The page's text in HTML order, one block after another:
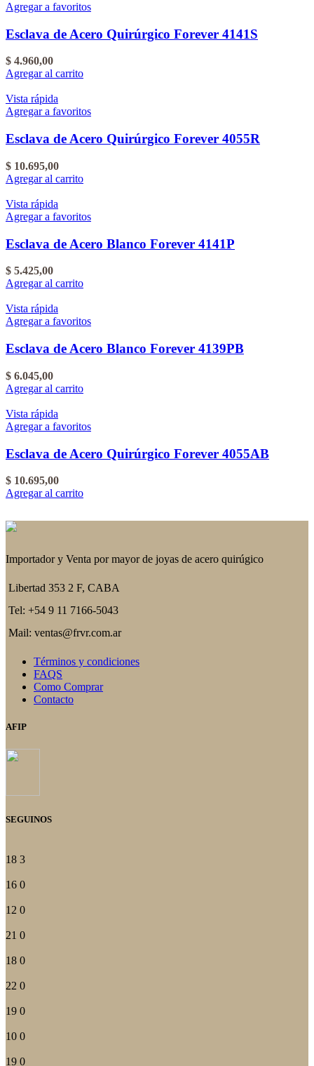
Agregar a favoritos
Esclava de Acero Quirúrgico Forever 4141S
$ 4.960,00
Agregar al carrito
Vista rápida
Agregar a favoritos
Esclava de Acero Quirúrgico Forever 4055R
$ 10.695,00
Agregar al carrito
Vista rápida
Agregar a favoritos
Esclava de Acero Blanco Forever 4141P
$ 5.425,00
Agregar al carrito
Vista rápida
Agregar a favoritos
Esclava de Acero Blanco Forever 4139PB
$ 6.045,00
Agregar al carrito
Vista rápida
Agregar a favoritos
Esclava de Acero Quirúrgico Forever 4055AB
$ 10.695,00
Agregar al carrito
Importador y Venta por mayor de joyas de acero quirúgico
Libertad 353 2 F, CABA
Tel: +54 9 11 7166-5043
Mail: ventas@frvr.com.ar
Términos y condiciones
FAQS
Como Comprar
Contacto
AFIP
SEGUINOS
18 3
16 0
12 0
21 0
18 0
22 0
19 0
10 0
19 0